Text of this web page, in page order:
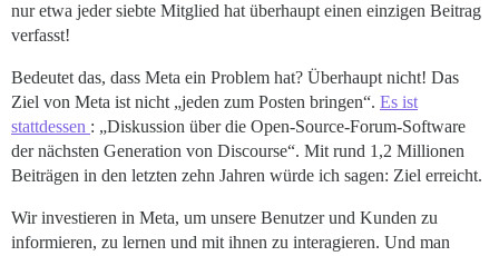
nur etwa jeder siebte Mitglied hat überhaupt einen einzigen Beitrag
verfasst!
Bedeutet das, dass Meta ein Problem hat? Überhaupt nicht! Das
Ziel von Meta ist nicht „jeden zum Posten bringen“. Es ist
stattdessen : „Diskussion über die Open-Source-Forum-Software
der nächsten Generation von Discourse“. Mit rund 1,2 Millionen
Beiträgen in den letzten zehn Jahren würde ich sagen: Ziel erreicht.
Wir investieren in Meta, um unsere Benutzer und Kunden zu
informieren, zu lernen und mit ihnen zu interagieren. Und man